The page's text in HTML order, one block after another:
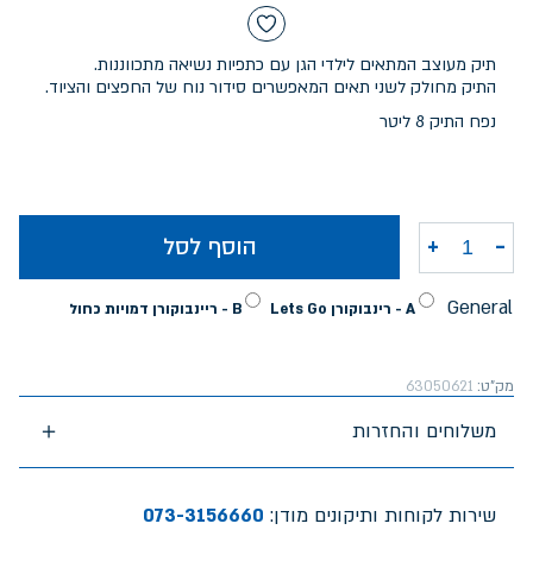
תיק מעוצב המתאים לילדי הגן עם כתפיות נשיאה מתכווננות.
התיק מחולק לשני תאים המאפשרים סידור נוח של החפצים והציוד.
נפח התיק 8 ליטר
General A - רינבוקורן Lets Go B - ריינבוקורן דמויות כחול
- כמות של תיק סופר גן ריינבוקורן
+ הוסף לסל
מק"ט: 63050621
משלוחים והחזרות
שירות לקוחות ותיקונים מודן: 073-3156660